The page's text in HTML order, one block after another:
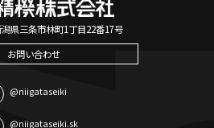
県三条市林町1丁目22番17号
お問い合わせ
@niigataseiki
@niigataseiki.sk